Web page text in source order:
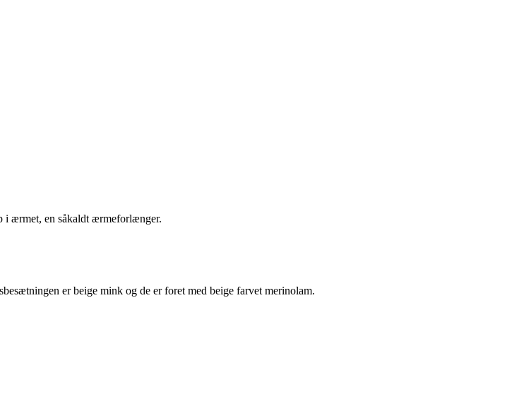
i ærmet, en såkaldt ærmeforlænger.
er beige mink og de er foret med beige farvet merinolam.